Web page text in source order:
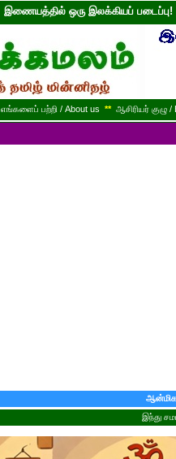
இணையத்தில் ஒரு இலக்கியப்
எங்களைப் பற்றி / About us ** ஆசிரியர் குழு
இந்து